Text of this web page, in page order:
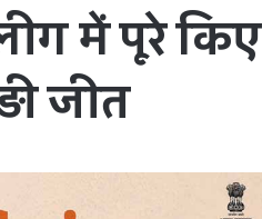
लीग में पूरे किए
जीत